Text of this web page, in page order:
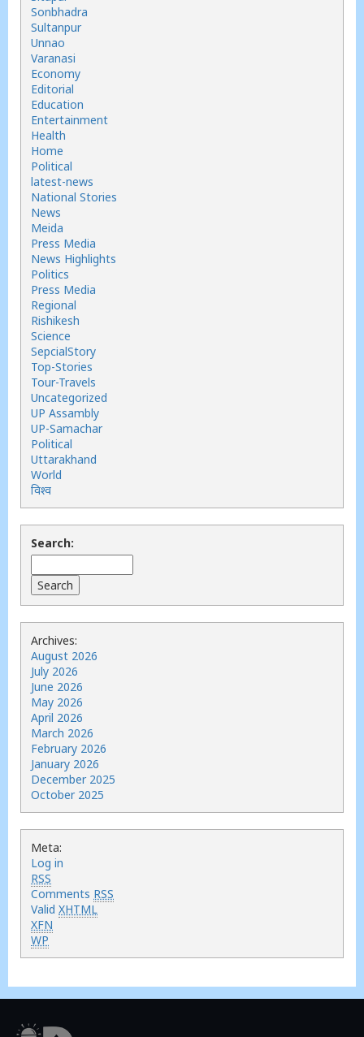
Sonbhadra
Sultanpur
Unnao
Varanasi
Economy
Editorial
Education
Entertainment
Health
Home
Political
latest-news
National Stories
News
Meida
Press Media
News Highlights
Politics
Press Media
Regional
Rishikesh
Science
SepcialStory
Top-Stories
Tour-Travels
Uncategorized
UP Assambly
UP-Samachar
Political
Uttarakhand
World
विश्व
Search:
Archives:
August 2026
July 2026
June 2026
May 2026
April 2026
March 2026
February 2026
January 2026
December 2025
October 2025
Meta:
Log in
RSS
Comments RSS
Valid XHTML
XFN
WP